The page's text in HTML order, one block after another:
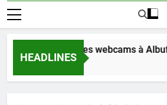
HEADLINES
la magie des webcams à Albufeira